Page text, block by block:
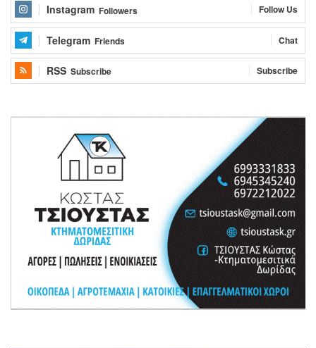
Instagram Followers Follow Us
Telegram Friends Chat
RSS Subscribe Subscribe